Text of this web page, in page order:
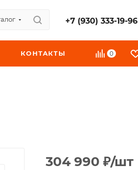
+7 (930) 333-19-96
0
КОНТАКТЫ
304 990 ₽/шт